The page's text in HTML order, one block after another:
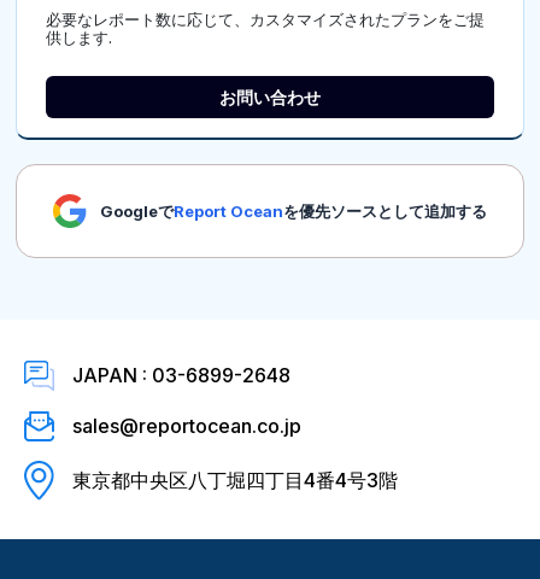
必要なレポート数に応じて、カスタマイズされたプランをご提
供します.
お問い合わせ
GoogleでReport Oceanを優先ソースとして追加する
JAPAN : 03-6899-2648
sales@reportocean.co.jp
東京都中央区八丁堀四丁目4番4号3階